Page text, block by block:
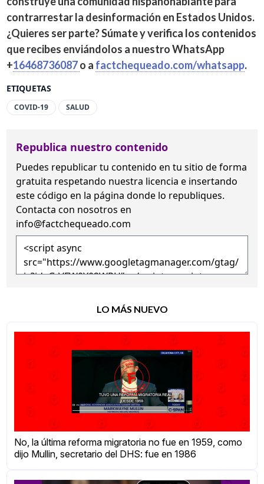
ETIQUETAS
COVID-19 SALUD
contrarrestar la desinformación en Estados Unidos.
¿Quieres ser parte? Súmate yverifica los contenidos
que recibes enviándolos a nuestro WhatsApp
+16468736087o a factchequeado.com/whatsapp.
Republica nuestro contenido
Puedes republicar tu contenido en tu sitio de forma
gratuita respetando nuestra licencia e insertando
este código en la página donde lo republiques.
Contacta con nosotros en
info@factchequeado.com
LO MÁS NUEVO
No, la última reforma migratoria no fue en 1959, como
dijo Mullin, secretario del DHS: fue en 1986